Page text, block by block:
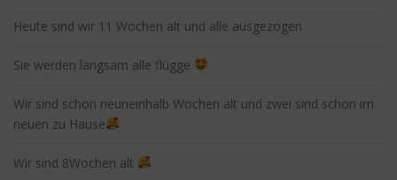
Heute sind wir 11 Wochen alt und alle ausgezogen
Sie werden langsam alle flügge
Wir sind schon neuneinhalb Wochen alt und zwei sind schon im
neuen zu Hause
Wir sind 8Wochen alt